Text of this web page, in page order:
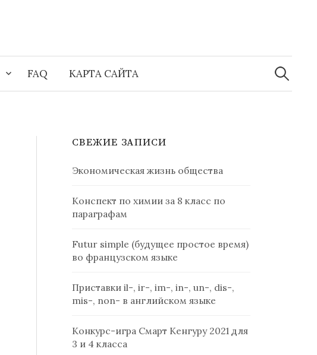
FAQ КАРТА САЙТА
Найти:
СВЕЖИЕ ЗАПИСИ
Экономическая жизнь общества
Конспект по химии за 8 класс по
параграфам
Futur simple (будущее простое время)
во французском языке
Приставки il-, ir-, im-, in-, un-, dis-,
mis-, non- в английском языке
Конкурс-игра Смарт Кенгуру 2021 для
3 и 4 класса